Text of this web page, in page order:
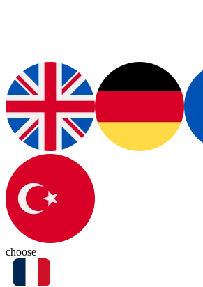
choose